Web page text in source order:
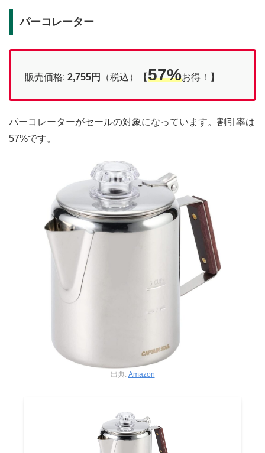
パーコレーター
販売価格: 2,755円 （税込）【57%お得！】
パーコレーターがセールの対象になっています。割引率は
57%です。
出典: Amazon